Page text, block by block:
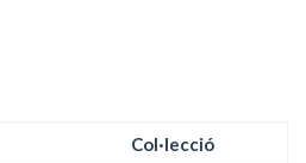
Col·lecció